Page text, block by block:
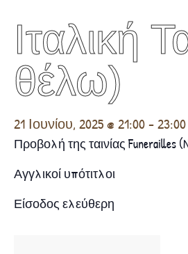
Ιταλική
θέλω)
21 Ιουνίου, 2025 @ 21:00-23:00
Προβολή της ταινίας Funerailles
Αγγλικοί υπότιτλοι
Είσοδος ελεύθερη